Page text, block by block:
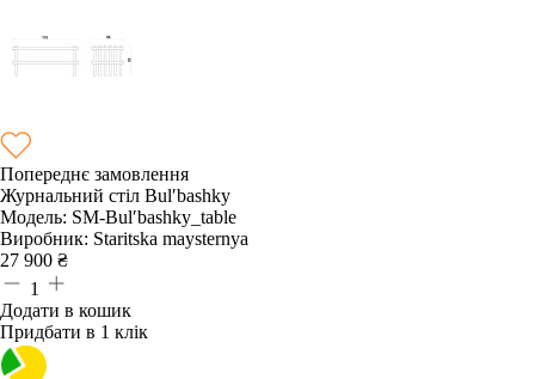
Попереднє замовлення
Журнальний стіл Bulʹbashky
Модель: SM-Bulʹbashky_table
Виробник: Staritska maysternya
27 900 ₴
1
Додати в кошик
Придбати в 1 клік